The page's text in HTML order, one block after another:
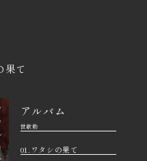
て
アルバム
世歌勳
01.ワタシの果て